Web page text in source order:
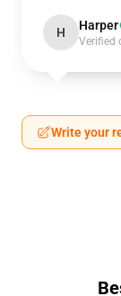
H Harper
Verified
Write your